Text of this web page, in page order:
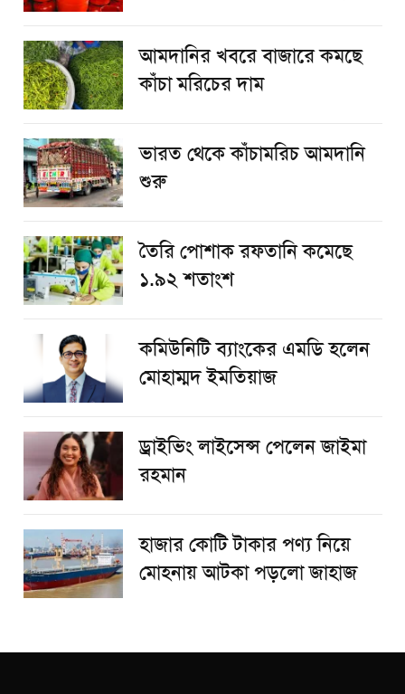
আমদানির খবরে বাজারে কমছে
কাঁচা মরিচের দাম
ভারত থেকে কাঁচামরিচ আমদানি
শুরু
তৈরি পোশাক রফতানি কমেছে
১.৯২ শতাংশ
কমিউনিটি ব্যাংকের এমডি হলেন
মোহাম্মদ ইমতিয়াজ
ড্রাইভিং লাইসেন্স পেলেন জাইমা
রহমান
হাজার কোটি টাকার পণ্য নিয়ে
মোহনায় আটকা পড়লো জাহাজ